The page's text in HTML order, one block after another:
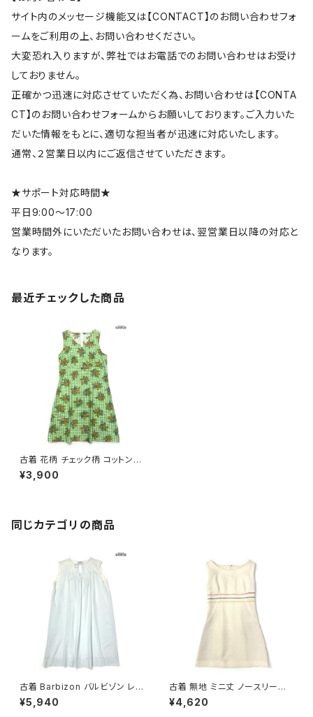
サイト内のメッセージ機能又は【CONTACT】のお問い合わせフォ
ームをご利用の上、お問い合わせください。
大変恐れ入りますが、弊社ではお電話でのお問い合わせはお受け
しておりません。
正確かつ迅速に対応させていただく為、お問い合わせは【CONTA
CT】のお問い合わせフォームからお願いしております。ご入力いた
だいた情報をもとに、適切な担当者が迅速に対応いたします。
通常、２営業日以内にご返信させていただきます。
★サポート対応時間★
平日9:00～17:00
営業時間外にいただいたお問い合わせは、翌営業日以降の対応と
なります。
最近チェックした商品
古着 花柄 チェック柄 コットン
膝丈 ノースリーブ ワンピース
緑 (otu2504008)
¥3,900
同じカテゴリの商品
古着 Barbizon バルビゾン レ
ース 無地 コットン 膝丈 ノース
リーブ ワンピース 青 水色 (otu
¥5,940
古着 無地 ミニ丈 ノースリーブ
ワンピース ベージュ (oa2607
006)
¥4,620